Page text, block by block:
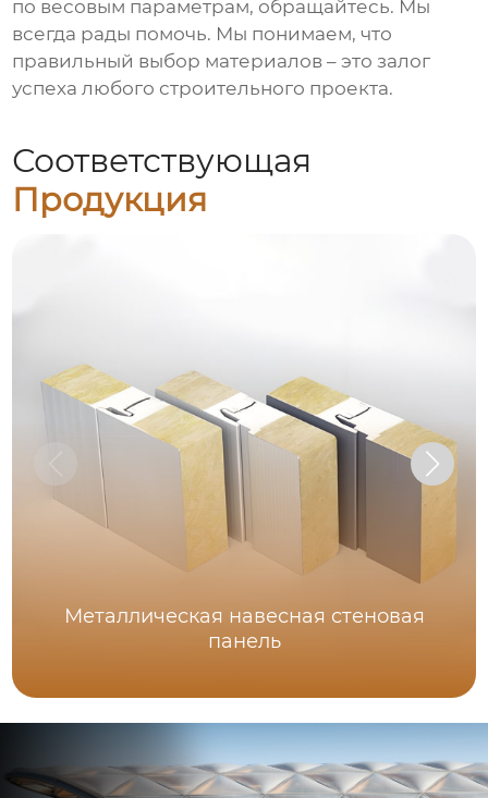
по весовым параметрам, обращайтесь. Мы
всегда рады помочь. Мы понимаем, что
правильный выбор материалов – это залог
успеха любого строительного проекта.
Соответствующая
Продукция
Металлическая навесная стеновая
панель